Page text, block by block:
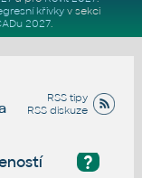
křivkyv sekci
2027.
RSS tipy
RSS diskuze
?